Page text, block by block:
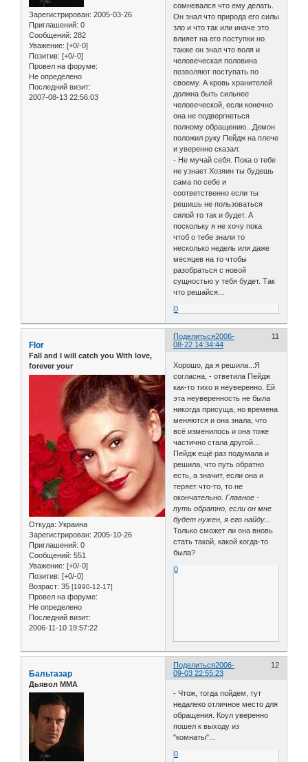
Зарегистрирован: 2005-03-26
Приглашений: 0
Сообщений: 282
Уважение: [+0/-0]
Позитив: [+0/-0]
Провел на форуме:
Не определено
Последний визит:
2007-08-13 22:56:03
сомневался что ему делать.
Он знал что природа его силы
зло и что так или иначе это
влияет на его поступки но
также он знал что воля и
человеческая половина
позволяют поступать по
своему. А кровь хранителей
должна быть сильнее
человеческой, если конечно
она не подвергнеться
полному обращению...Демон
положил руку Пейдж на плече
и уверенно сказал:
- Не мучай себя. Пока о тебе
не узнает Хозяин ты будешь
сама по себе и
соответственно если ты
решишь не пользоваться
силой то так и будет. А
поскольку я не хочу пока
чтоб о тебе знали то
несколько недель или даже
месяцев на то чтобы
разобраться с новой
сущностью у тебя будет. Так
что решайся...
0
Поделиться 11
2006-
08-22 14:34:44
Flor
Fall and I will catch you With love,
forever your
Откуда: Украина
Зарегистрирован: 2005-10-26
Приглашений: 0
Сообщений: 551
Уважение: [+0/-0]
Позитив: [+0/-0]
Возраст: 35 [1990-12-17]
Провел на форуме:
Не определено
Последний визит:
2006-11-10 19:57:22
Хорошо, да я решила...Я
согласна, - ответила Пейдж
как-то тихо и неуверенно. Ей
эта неуверенность не была
никогда присуща, но времена
меняются и она знала, что
всё изменилось и она тоже
частично стала другой...
Пейдж ещё раз подумала и
решила, что путь обратно
есть, а значит, если она и
теряет что-то, то не
окончательно.Главное -
путь обратно, если он мне
будет нужен, я его найду...
Только сможет ли она вновь
стать такой, какой когда-то
была?
0
Поделиться 12
2006-
09-03 22:55:23
Бальтазар
Дьявол ММА
- Чтож, тогда пойдем, тут
недалеко отличное место для
обращения. Коул уверенно
пошел к выходу из
"комнаты"...
0